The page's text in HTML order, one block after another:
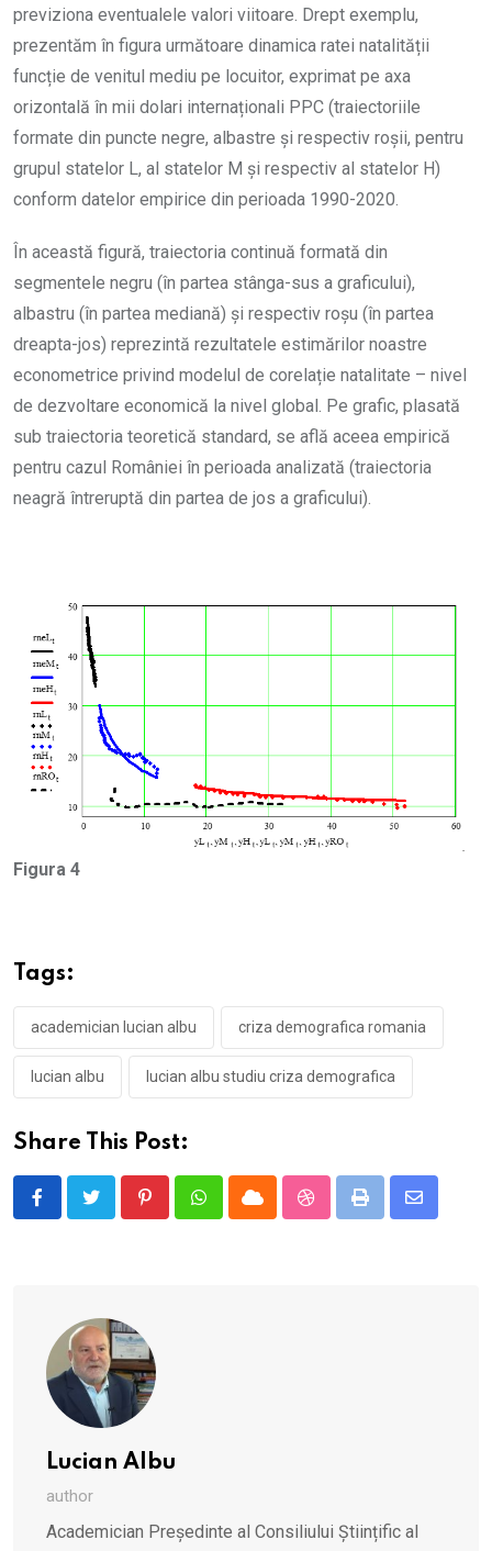
previziona eventualele valori viitoare. Drept exemplu,
prezentăm în figura următoare dinamica ratei natalității
funcție de venitul mediu pe locuitor, exprimat pe axa
orizontală în mii dolari internaționali PPC (traiectoriile
formate din puncte negre, albastre și respectiv roșii, pentru
grupul statelor L, al statelor M și respectiv al statelor H)
conform datelor empirice din perioada 1990-2020.
În această figură, traiectoria continuă formată din
segmentele negru (în partea stânga-sus a graficului),
albastru (în partea mediană) și respectiv roșu (în partea
dreapta-jos) reprezintă rezultatele estimărilor noastre
econometrice privind modelul de corelație natalitate – nivel
de dezvoltare economică la nivel global. Pe grafic, plasată
sub traiectoria teoretică standard, se află aceea empirică
pentru cazul României în perioada analizată (traiectoria
neagră întreruptă din partea de jos a graficului).
Figura 4
Tags:
academician lucian albu criza demografica romania
lucian albu lucian albu studiu criza demografica
Share This Post:
PinterestWhatsappCloud StumbleUpon
Print
Share
Lucian Albu
author
Academician Președinte al Consiliului Științific al